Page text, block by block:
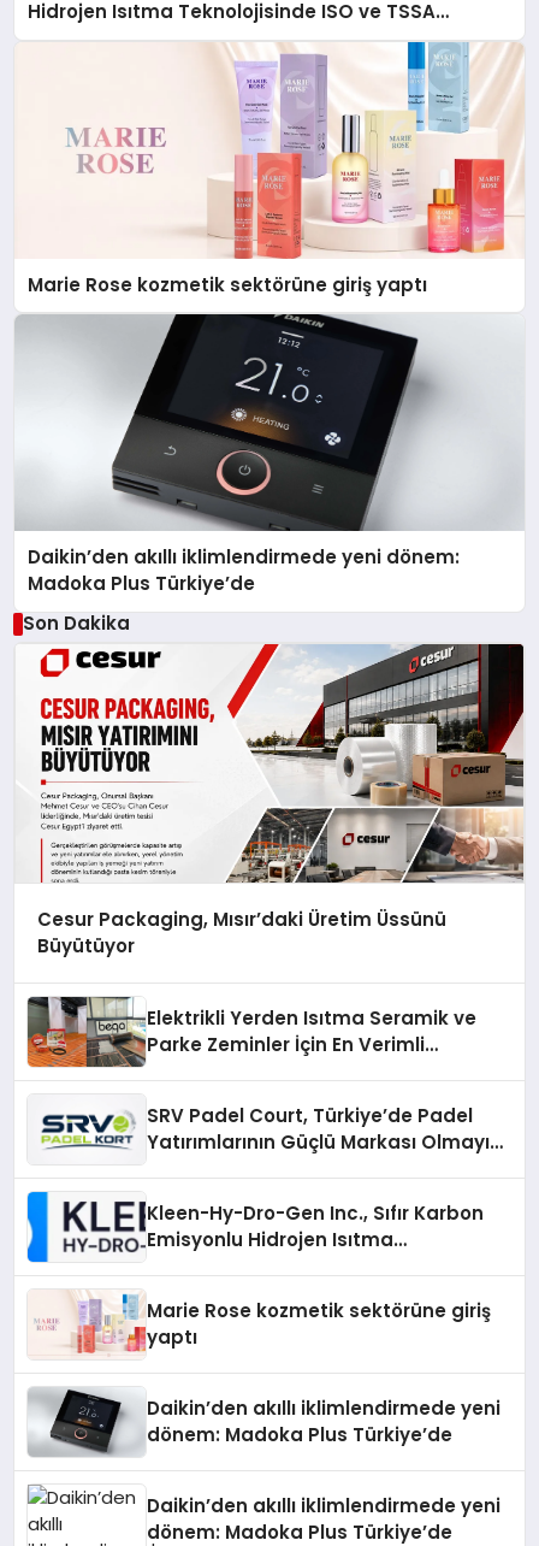
Hidrojen Isıtma Teknolojisinde ISO ve TSSA
Düzenleyici Onaylarını Aldı
Marie Rose kozmetik sektörüne giriş yaptı
Daikin’den akıllı iklimlendirmede yeni dönem:
Madoka Plus Türkiye’de
Son Dakika
Cesur Packaging, Mısır’daki Üretim Üssünü
Büyütüyor
Elektrikli Yerden Isıtma Seramik ve
Parke Zeminler İçin En Verimli
SRV Padel Court, Türkiye’de Padel
Yatırımlarının Güçlü Markası Olmayı
Kleen-Hy-Dro-Gen Inc., Sıfır Karbon
Emisyonlu Hidrojen Isıtma
Marie Rose kozmetik sektörüne giriş
yaptı
Daikin’den akıllı iklimlendirmede yeni
dönem: Madoka Plus Türkiye’de
Daikin’den akıllı iklimlendirmede yeni
dönem: Madoka Plus Türkiye’de